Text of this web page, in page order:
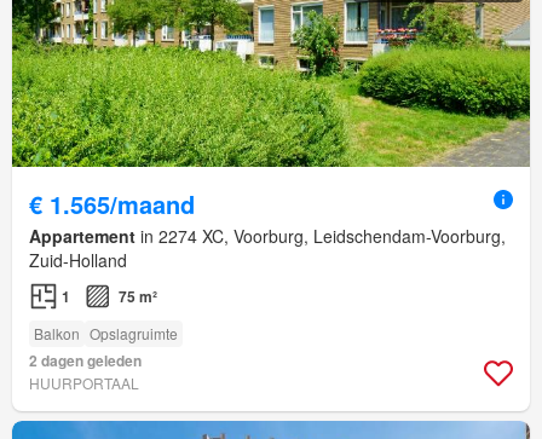
€ 1.565/maand
Appartement in 2274 XC, Voorburg, Leidschendam-Voorburg,
Zuid-Holland
1 75 m²
Balkon Opslagruimte
2 dagen geleden
HUURPORTAAL